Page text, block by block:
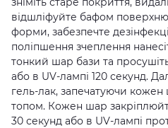
відшліфуйте бафом
форми, забезпечте
поліпшення зчеплення
тонкий шар бази та
або в UV-лампі 120 секунд.
гель-лак, запечатуючи кожен
топом. Кожен шар
30 секунд або в UV-лампі